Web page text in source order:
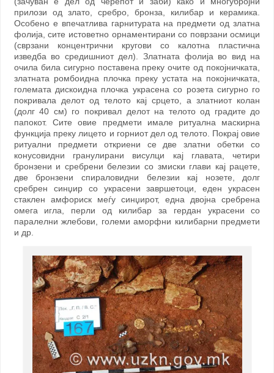
прилози од злато, сребро, бронза, килибар и керамика.
Особено е впечатлива гарнитурата на предмети од златна
фолија, сите истоветно орнаментирани со поврзани осмици
(сврзани концентрични кругови со калотна пластична
изведба во средишниот дел). Златната фолија во вид на
очила била сигурно поставена преку очите од покојничката,
златната ромбоидна плочка преку устата на покојничката,
големата дискоидна плочка украсена со розета сигурно го
покривала делот од телото кај срцето, а златниот колан
(долг 40 см) го покривал делот на телото од градите до
папокот. Сите овие предмети имале ритуална маскирна
функција преку лицето и горниот дел од телото. Покрај овие
ритуални предмети откриени се две златни обетки со
конусовидни гранулирани висулци кај главата, четири
бронзени и сребрени белезии со змиски глави кај рацете,
две бронзени спираловидни белезии кај нозете, долг
сребрен синџир со украсени завршетоци, еден украсен
стаклен амфориск меѓу синџирот, една двојна сребрена
омега игла, перли од килибар за гердан украсени со
паралелни жлебови, големи аморфни килибарни предмети
и др.